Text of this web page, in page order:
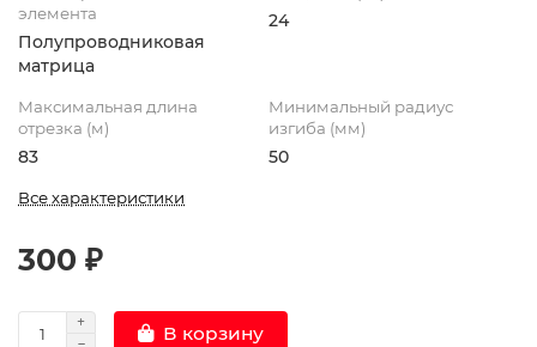
элемента
Полупроводниковая
матрица
24
Максимальная длина
отрезка (м)
83
Минимальный радиус
изгиба (мм)
50
Все характеристики
300 ₽
В корзину